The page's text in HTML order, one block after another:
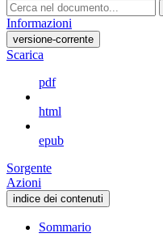
Informazioni
versione-corrente
Scarica
pdf
html
epub
Sorgente
Azioni
indice dei contenuti
Sommario